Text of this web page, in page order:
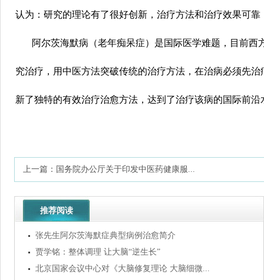
认为：研究的理论有了很好创新，治疗方法和治疗效果可
阿尔茨海默病（老年痴呆症）是国际医学难题，目前
究治疗，用中医方法突破传统的治疗方法，在治病必须先
新了独特的有效治疗治愈方法，达到了治疗该病的国际前沿
上一篇： 国务院办公厅关于印发中医药健康服...
推荐阅读
张先生阿尔茨海默症典型病例治愈简介
贾学铭：整体调理 让大脑“逆生长”
北京国家会议中心对《大脑修复理论 大脑细微...